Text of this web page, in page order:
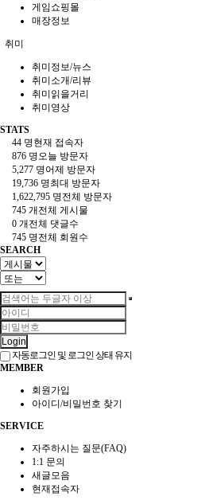
게임쇼핑몰
매장정보
취미
취미정보/뉴스
취미소개/리뷰
취미읽을거리
취미영상
STATS
44 명현재 접속자
876 명오늘 방문자
5,277 명어제 방문자
19,736 명최대 방문자
1,622,795 명전체 방문자
745 개 전체 게시물
0 개 전체 댓글수
745 명전체 회원수
SEARCH
Login
자동로그인 및 로그인 상태 유지
MEMBER
회원가입
아이디/비밀번호 찾기
SERVICE
자주하시는 질문(FAQ)
1:1 문의
새글모음
현재접속자